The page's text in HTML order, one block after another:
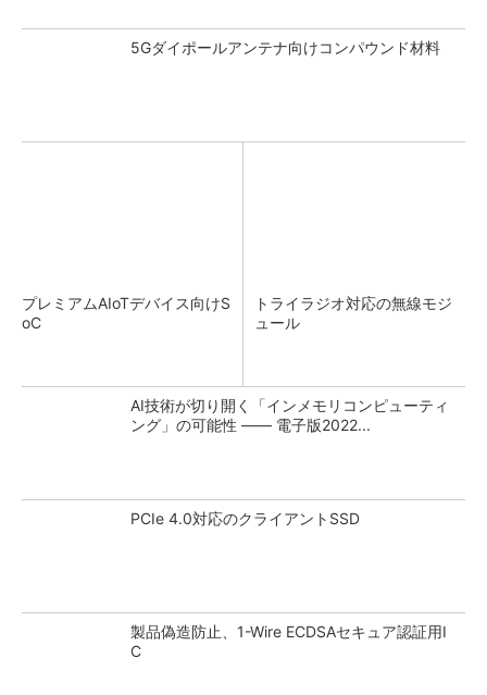
5Gダイポールアンテナ向けコンパウンド材料
プレミアムAIoTデバイス向けS
oC
トライラジオ対応の無線モジ
ュール
AI技術が切り開く「インメモリコンピューティ
ング」の可能性 ―― 電子版2022...
PCIe 4.0対応のクライアントSSD
製品偽造防止、1-Wire ECDSAセキュア認証用I
C